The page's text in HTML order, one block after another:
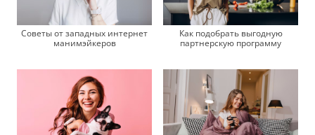
Советы от западных интернет
манимэйкеров
Как подобрать выгодную
партнерскую программу